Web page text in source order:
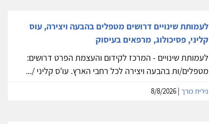
לעמותת שינויים דרושים מטפלים בהבעה ויצירה, עוס
קליני, פסיכולוג, מרפאים בעיסוק
לעמותת שינויים - המרכז לקידום והעצמת הפרט דרושים:
מטפלים/ות בהבעה ויצירה לכל רחבי הארץ. עו'ס קליני /...
נירית כורך | 8/8/2026